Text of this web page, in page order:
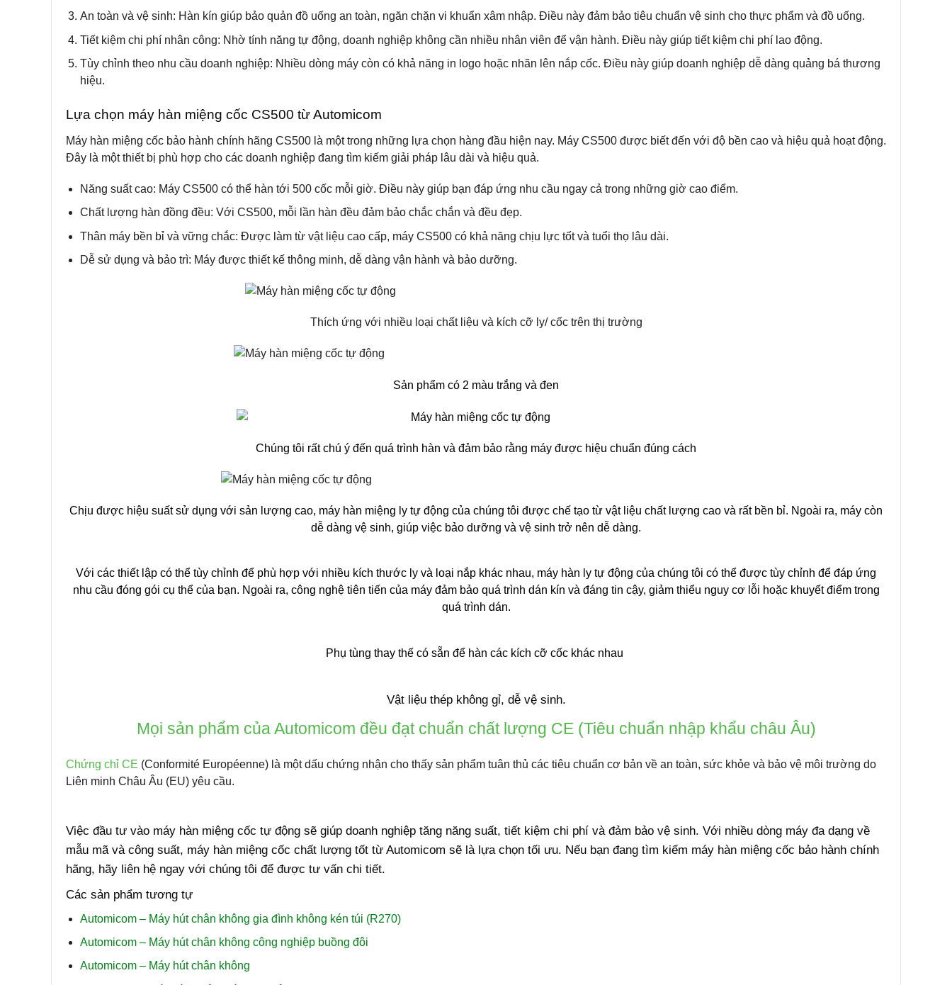
An toàn và vệ sinh: Hàn kín giúp bảo quản đồ uống an toàn, ngăn chặn vi khuẩn xâm nhập. Điều này đảm bảo tiêu chuẩn vệ sinh cho thực phẩm và đồ uống.
Tiết kiệm chi phí nhân công: Nhờ tính năng tự động, doanh nghiệp không cần nhiều nhân viên để vận hành. Điều này giúp tiết kiệm chi phí lao động.
Tùy chỉnh theo nhu cầu doanh nghiệp: Nhiều dòng máy còn có khả năng in logo hoặc nhãn lên nắp cốc. Điều này giúp doanh nghiệp dễ dàng quảng bá thương
hiệu.
Lựa chọn máy hàn miệng cốc CS500 từ Automicom
Máy hàn miệng cốc bảo hành chính hãng CS500 là một trong những lựa chọn hàng đầu hiện nay. Máy CS500 được biết đến với độ bền cao và hiệu quả hoạt động.
Đây là một thiết bị phù hợp cho các doanh nghiệp đang tìm kiếm giải pháp lâu dài và hiệu quả.
Năng suất cao: Máy CS500 có thể hàn tới 500 cốc mỗi giờ. Điều này giúp bạn đáp ứng nhu cầu ngay cả trong những giờ cao điểm.
Chất lượng hàn đồng đều: Với CS500, mỗi lần hàn đều đảm bảo chắc chắn và đều đẹp.
Thân máy bền bỉ và vững chắc: Được làm từ vật liệu cao cấp, máy CS500 có khả năng chịu lực tốt và tuổi thọ lâu dài.
Dễ sử dụng và bảo trì: Máy được thiết kế thông minh, dễ dàng vận hành và bảo dưỡng.
Thích ứng với nhiều loại chất liệu và kích cỡ ly/ cốc trên thị trường
Sản phẩm có 2 màu trắng và đen
Chúng tôi rất chú ý đến quá trình hàn và đảm bảo rằng máy được hiệu chuẩn đúng cách
Chịu được hiệu suất sử dụng với sản lượng cao, máy hàn miệng ly tự động của chúng tôi được chế tạo từ vật liệu chất lượng cao và rất bền bỉ. Ngoài ra, máy còn
dễ dàng vệ sinh, giúp việc bảo dưỡng và vệ sinh trở nên dễ dàng.
Với các thiết lập có thể tùy chỉnh để phù hợp với nhiều kích thước ly và loại nắp khác nhau, máy hàn ly tự động của chúng tôi có thể được tùy chỉnh để đáp ứng
nhu cầu đóng gói cụ thể của bạn. Ngoài ra, công nghệ tiên tiến của máy đảm bảo quá trình dán kín và đáng tin cậy, giảm thiểu nguy cơ lỗi hoặc khuyết điểm trong
quá trình dán.
Phụ tùng thay thế có sẵn để hàn các kích cỡ cốc khác nhau
Vật liệu thép không gỉ, dễ vệ sinh.
Mọi sản phẩm của Automicom đều đạt chuẩn chất lượng CE (Tiêu chuẩn nhập khẩu châu Âu)
Chứng chỉ CE (Conformité Européenne) là một dấu chứng nhận cho thấy sản phẩm tuân thủ các tiêu chuẩn cơ bản về an toàn, sức khỏe và bảo vệ môi trường do
Liên minh Châu Âu (EU) yêu cầu.
Việc đầu tư vào máy hàn miệng cốc tự động sẽ giúp doanh nghiệp tăng năng suất, tiết kiệm chi phí và đảm bảo vệ sinh. Với nhiều dòng máy đa dạng về
mẫu mã và công suất, máy hàn miệng cốc chất lượng tốt từ Automicom sẽ là lựa chọn tối ưu. Nếu bạn đang tìm kiếm máy hàn miệng cốc bảo hành chính
hãng, hãy liên hệ ngay với chúng tôi để được tư vấn chi tiết.
Các sản phẩm tương tự
Automicom – Máy hút chân không gia đình không kén túi (R270)
Automicom – Máy hút chân không công nghiệp buồng đôi
Automicom – Máy hút chân không